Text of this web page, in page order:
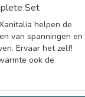
Set
helpen de
van spanningen en
Ervaar het zelf!
ook de